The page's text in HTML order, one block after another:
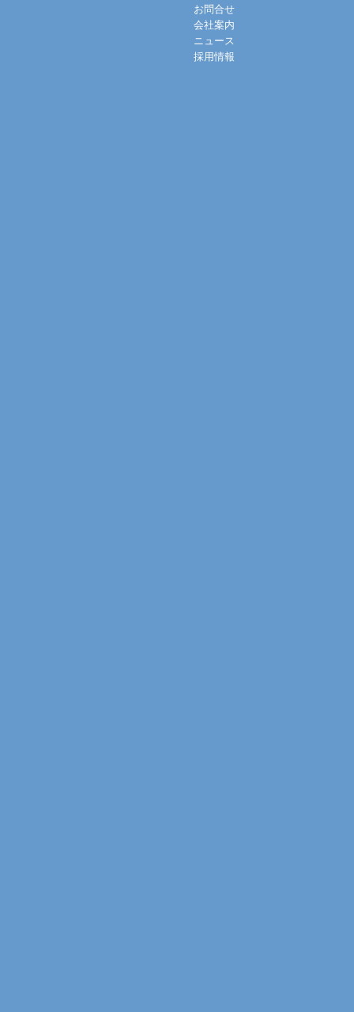
お問合せ
会社案内
ニュース
採用情報